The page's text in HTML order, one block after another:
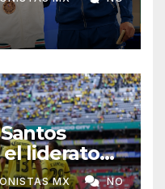
el liderato
MX NO